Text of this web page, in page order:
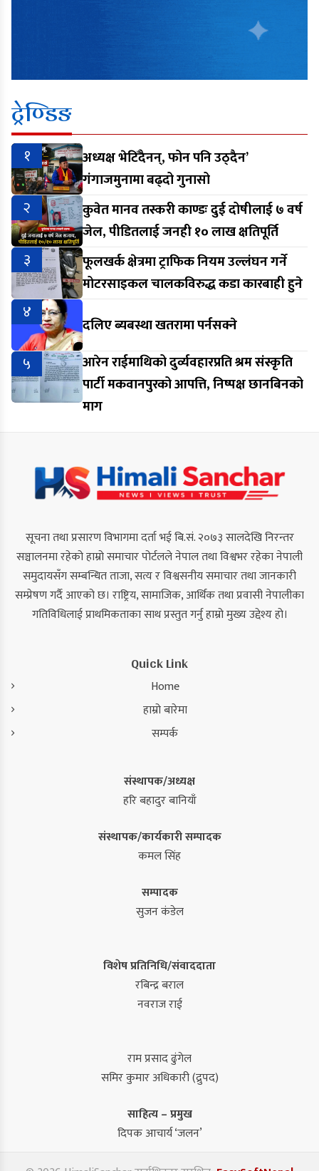
ट्रेण्डिङ
१
अध्यक्ष भेटिँदैनन्, फोन पनि उठ्दैन’
गंगाजमुनामा बढ्दो गुनासो
२
कुवेत मानव तस्करी काण्डः दुई दोषीलाई ७ वर्ष
जेल, पीडितलाई जनही १० लाख क्षतिपूर्ति
३
फूलखर्क क्षेत्रमा ट्राफिक नियम उल्लंघन गर्ने
मोटरसाइकल चालकविरुद्ध कडा कारबाही हुने
४
दलिए ब्यबस्था खतरामा पर्नसक्ने
५
आरेन राईमाथिको दुर्व्यवहारप्रति श्रम संस्कृति
पार्टी मकवानपुरको आपत्ति, निष्पक्ष छानबिनको
माग
सूचना तथा प्रसारण विभागमा दर्ता भई बि.सं. २०७३ सालदेखि निरन्तर
सञ्चालनमा रहेको हाम्रो समाचार पोर्टलले नेपाल तथा विश्वभर रहेका नेपाली
समुदायसँग सम्बन्धित ताजा, सत्य र विश्वसनीय समाचार तथा जानकारी
सम्प्रेषण गर्दै आएको छ। राष्ट्रिय, सामाजिक, आर्थिक तथा प्रवासी नेपालीका
गतिविधिलाई प्राथमिकताका साथ प्रस्तुत गर्नु हाम्रो मुख्य उद्देश्य हो।
Quick Link
Home
हाम्रो बारेमा
सम्पर्क
संस्थापक/अध्यक्ष
हरि बहादुर बानियाँ
संस्थापक/कार्यकारी सम्पादक
कमल सिंह
सम्पादक
सुजन कंडेल
विशेष प्रतिनिधि/संवाददाता
रबिन्द्र बराल
नवराज राई
राम प्रसाद ढुंगेल
समिर कुमार अधिकारी (द्रुपद)
साहित्य – प्रमुख
दिपक आचार्य ‘जलन’